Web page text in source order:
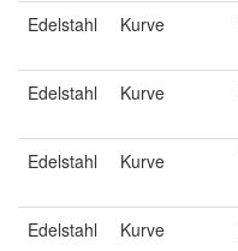
Edelstahl Kurve
Edelstahl Kurve
Edelstahl Kurve
Edelstahl Kurve